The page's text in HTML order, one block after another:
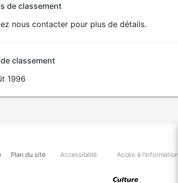
de classement
nous contacter pour plus de détails.
classement
1996
Plan du site Accessibilité Accès à l'information